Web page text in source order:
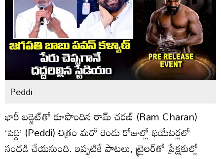
Peddi
భారీ బడ్జెట్‌తో రూపొందిన రామ్ చరణ్ (Ram Charan)
‘పెద్ది’ (Peddi) చిత్రం మరో రెండు రోజుల్లో థియేటర్లలో
సందడి చేయనుంది. ఇప్పటికే పాటలు, ట్రైలర్‌తో ప్రేక్షకుల్లో